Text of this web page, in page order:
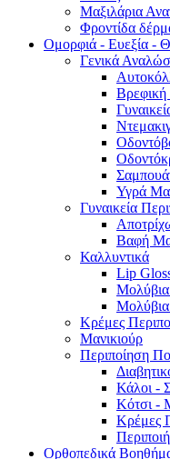
Μαξιλάρια
Φροντίδα
Ομορφιά - Ευεξία -
Γενικά
Υγρά
Γυναικεία
Βαφή
Καλλυντικά
Lip
Κρέμες
Μανικιούρ
Περιποίηση
Κάλοι -
Κότσι -
Κρέμες
Ορθοπεδικά